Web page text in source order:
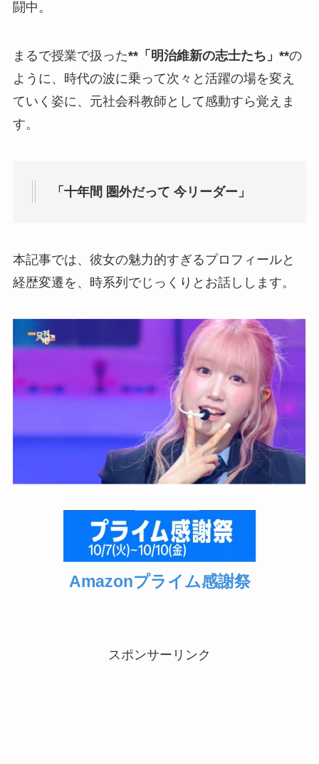
闘中。
まるで授業で扱った**「明治維新の志士たち」**の
ように、時代の波に乗って次々と活躍の場を変え
ていく姿に、元社会科教師として感動すら覚えま
す。
「十年間 圏外だって 今リーダー」
本記事では、彼女の魅力的すぎるプロフィールと
経歴変遷を、時系列でじっくりとお話しします。
Amazonプライム感謝祭
スポンサーリンク